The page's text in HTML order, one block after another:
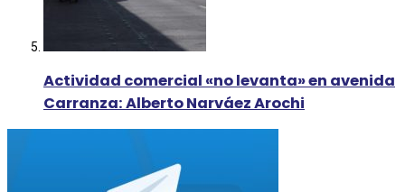
Actividad comercial «no levanta» en avenida
Carranza: Alberto Narváez Arochi